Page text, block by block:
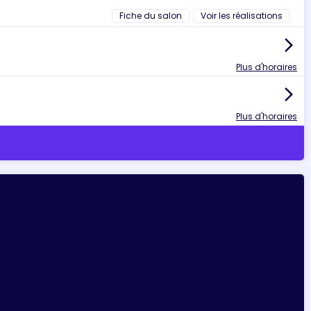
Fiche du salon Voir les réalisations
arrow_forward_ios
Plus d'horaires
arrow_forward_ios
Plus d'horaires